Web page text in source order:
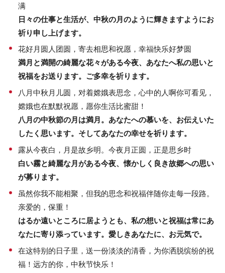
满
日々の仕事と生活が、中秋の月のように輝きますようにお
祈り申し上げます。
花好月圆人团圆，寄去相思和祝愿，幸福快乐好梦圆
満月と満開の綺麗な花々がある今夜、あなたへ私の思いと
祝福をお送ります。ご多幸を祈ります。
八月中秋月儿圆，对着嫦娥表思念，心中的人啊你可看见，
嫦娥也在默默祝愿，愿你生活比蜜甜！
八月の中秋節の月は満月。あなたへの慕いを、お伝えいた
したく思います。そしてあなたの幸せを祈ります。
露从今夜白，月是故乡明。今夜月正圆，正是思乡时
白い霧と綺麗な月がある今夜、懐かしく良き故郷への思い
が募ります。
虽然你我不能相聚，但我的思念和祝福伴随你走每一段路。
亲爱的，保重！
はるか遠いところに居ようとも、私の想いと祝福は常にあ
なたに寄り添っています。愛しきあなたに、お元気で。
在这特别的日子里，送一份淡淡的清香，为你洒脱缤纷的祝
福！远方的你，中秋节快乐！